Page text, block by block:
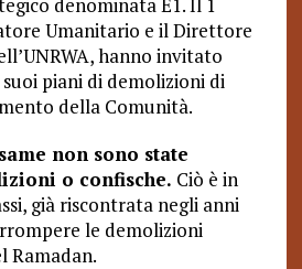
Umanitario e il Direttore
hanno invitato
piani di demolizioni di
della Comunità.
non sono state
o confische. Ciò è in
già riscontrata negli anni
le demolizioni
Ramadan.